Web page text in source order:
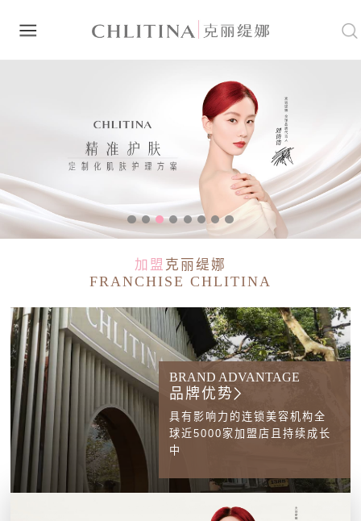
加盟 克丽缇娜
FRANCHISE CHLITINA
BRAND ADVANTAGE
品牌优势
具有影响力的连锁美容机构全
球近5000家加盟店且持续成长
中